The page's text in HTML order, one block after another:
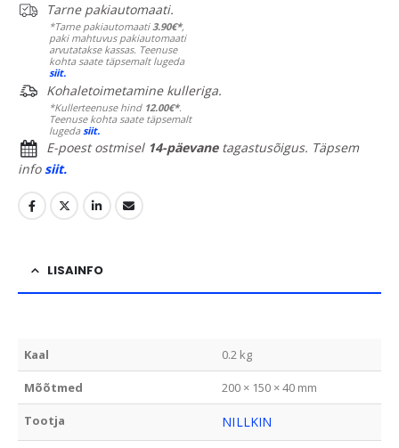
Tarne pakiautomaati.
*Tarne pakiautomaati3.90€*,
paki mahtuvus pakiautomaati
arvutatakse kassas. Teenuse
kohta saate täpsemalt lugeda
siit.
Kohaletoimetamine kulleriga.
*Kullerteenuse hind 12.00€*.
Teenuse kohta saate täpsemalt
lugedasiit.
E-poest ostmisel 14-päevanetagastusõigus. Täpsem
infosiit.
LISAINFO
Kaal 0.2 kg
Mõõtmed 200 × 150 × 40 mm
Tootja NILLKIN